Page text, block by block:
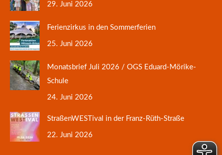
29. Juni 2026
Ferienzirkus in den Sommerferien
25. Juni 2026
Monatsbrief Juli 2026 / OGS Eduard-Mörike-
Schule
24. Juni 2026
StraßenWESTival in der Franz-Rüth-Straße
22. Juni 2026